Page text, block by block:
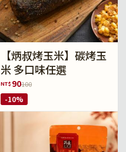
【炳叔烤玉米】碳烤玉
米 多口味任選
NT$ 90100
-10%